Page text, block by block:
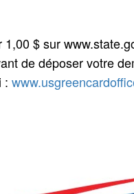
$ sur
de déposer votre
: